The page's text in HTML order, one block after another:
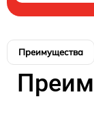
Преимущества